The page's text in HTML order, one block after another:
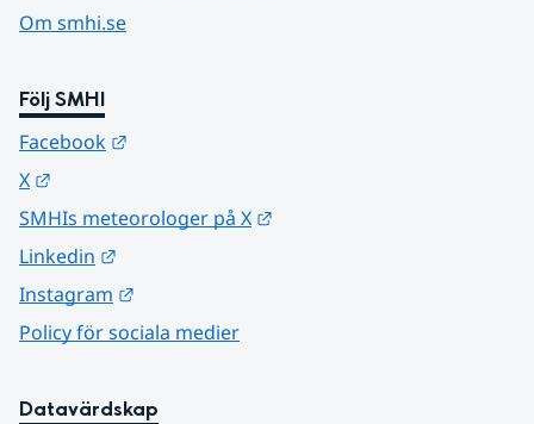
Om smhi.se
Följ SMHI
Facebook
X
SMHIs meteorologer på X
Linkedin
Instagram
Policy för sociala medier
Datavärdskap